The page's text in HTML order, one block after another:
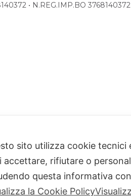
• N.REG.IMP.BO 3768140372
sito utilizza cookie tecnici
accettare, rifiutare o
questa informativa
la Cookie Policy